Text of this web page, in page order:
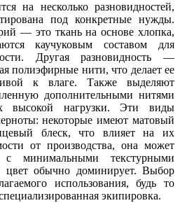
на несколько разновидностей,
под конкретные нужды.
— это ткань на основе хлопка,
каучуковым составом для
Другая разновидность —
полиэфирные нити, что делает ее
к влаге. Также выделяют
дополнительными нитями
высокой нагрузки. Эти виды
некоторые имеют матовый
блеск, что влияет на их
от производства, она может
минимальными текстурными
цвет обычно доминирует. Выбор
использования, будь то
экипировка.